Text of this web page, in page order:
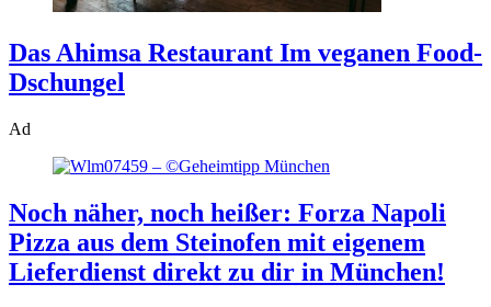
Das Ahimsa Restaurant Im veganen Food-
Dschungel
Ad
Noch näher, noch heißer: Forza Napoli
Pizza aus dem Steinofen mit eigenem
Lieferdienst direkt zu dir in München!